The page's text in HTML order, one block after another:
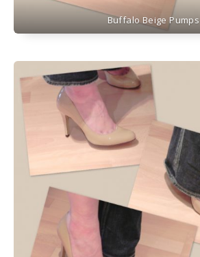
Buffalo Beige Pumps